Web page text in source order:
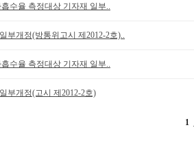
수율 측정대상 기자재 일부..
부개정(방통위고시 제2012-2호)..
수율 측정대상 기자재 일부..
부개정(고시 제2012-2호)
1